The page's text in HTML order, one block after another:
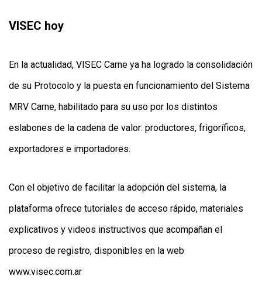
VISEC hoy
En la actualidad, VISEC Carne ya ha logrado la consolidación
de su Protocolo y la puesta en funcionamiento del Sistema
MRV Carne, habilitado para su uso por los distintos
eslabones de la cadena de valor: productores, frigoríficos,
exportadores e importadores.
Con el objetivo de facilitar la adopción del sistema, la
plataforma ofrece tutoriales de acceso rápido, materiales
explicativos y videos instructivos que acompañan el
proceso de registro, disponibles en la web
www.visec.com.ar